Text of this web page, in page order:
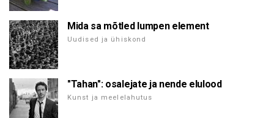
Mida sa mõtled lumpen element
Uudised ja ühiskond
"Tahan": osalejate ja nende elulood
Kunst ja meelelahutus